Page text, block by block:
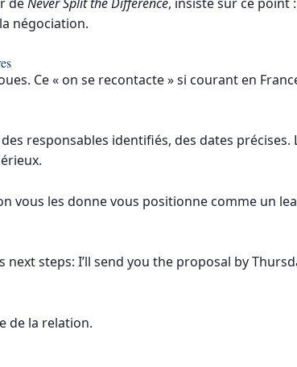
négociation.
Ce « on se recontacte » si courant en
responsables identifiés, des dates précises.
vous les donne vous positionne comme un
steps: I’ll send you the proposal by
de la relation.